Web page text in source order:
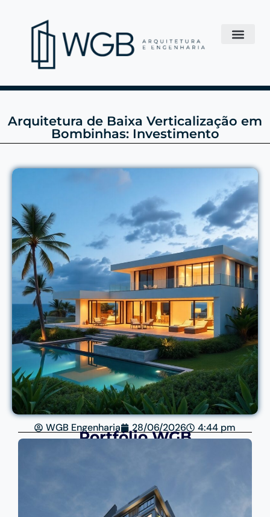
Arquitetura de Baixa Verticalização em
Bombinhas: Investimento
WGB Engenharia 28/06/2026 4:44 pm
Portfólio WGB